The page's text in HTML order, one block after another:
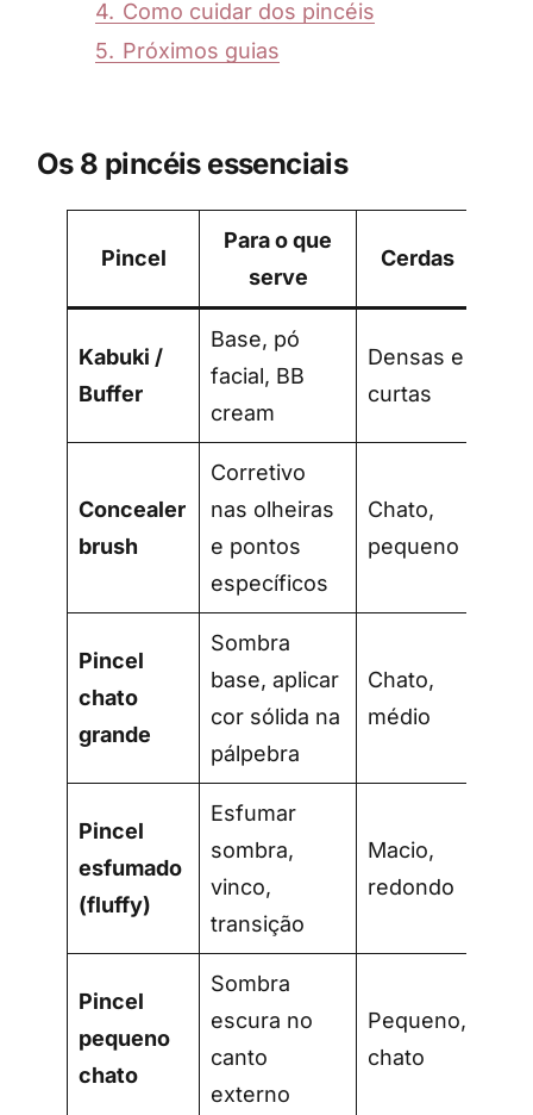
4. Como cuidar dos pincéis
5. Próximos guias
Os 8 pincéis essenciais
Pincel
Para o que
serve
Cerdas
Kabuki /
Buffer
Base, pó
facial, BB
cream
Densas e
curtas
Concealer
brush
Corretivo
nas olheiras
e pontos
específicos
Chato,
pequeno
Pincel
chato
grande
Sombra
base, aplicar
cor sólida na
pálpebra
Chato,
médio
Pincel
esfumado
(fluffy)
Esfumar
sombra,
vinco,
transição
Macio,
redondo
Pincel
pequeno
chato
Sombra
escura no
canto
externo
Pequeno,
chato